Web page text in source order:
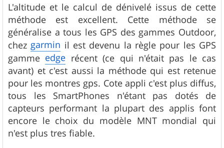
L'altitude et le calcul de dénivelé issus de cette
méthode est excellent. Cette méthode se
généralise a tous les GPS des gammes Outdoor,
chez garmin il est devenu la règle pour les GPS
gamme edge récent (ce qui n'était pas le cas
avant) et c'est aussi la méthode qui est retenue
pour les montres gps. Cote appli c'est plus diffus,
tous les SmartPhones n'étant pas dotés de
capteurs performant la plupart des applis font
encore le choix du modèle MNT mondial qui
n'est plus tres fiable.